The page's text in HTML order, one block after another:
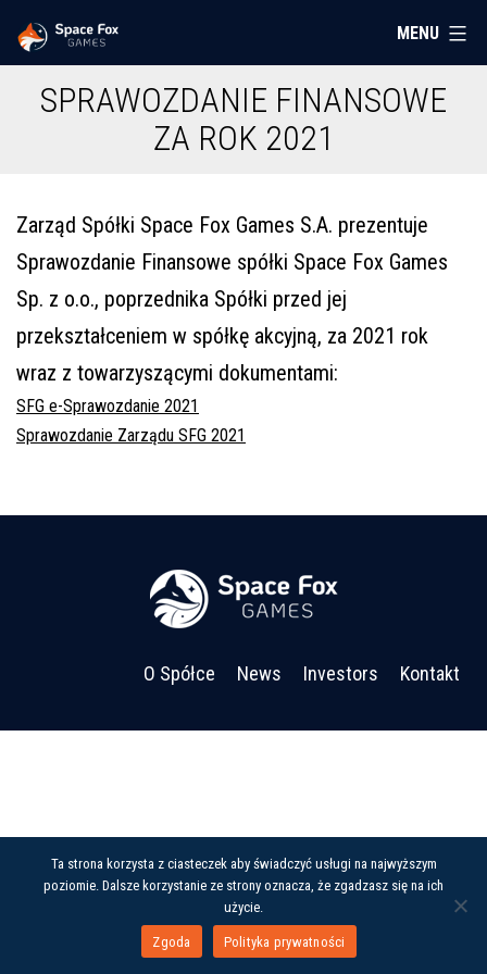
Przejdź
do
treści
Space
Fox
MENU
SPRAWOZDANIE FINANSOWE
ZA ROK 2021
Zarząd Spółki Space Fox Games S.A. prezentuje
Sprawozdanie Finansowe spółki Space Fox Games
Sp. z o.o., poprzednika Spółki przed jej
przekształceniem w spółkę akcyjną, za 2021 rok
wraz z towarzyszącymi dokumentami:
SFG e-Sprawozdanie 2021
Sprawozdanie Zarządu SFG 2021
O Spółce News Investors Kontakt
Ta strona korzysta z ciasteczek aby świadczyć usługi na najwyższym
poziomie. Dalsze korzystanie ze strony oznacza, że zgadzasz się na ich
użycie.
Zgoda Polityka prywatności